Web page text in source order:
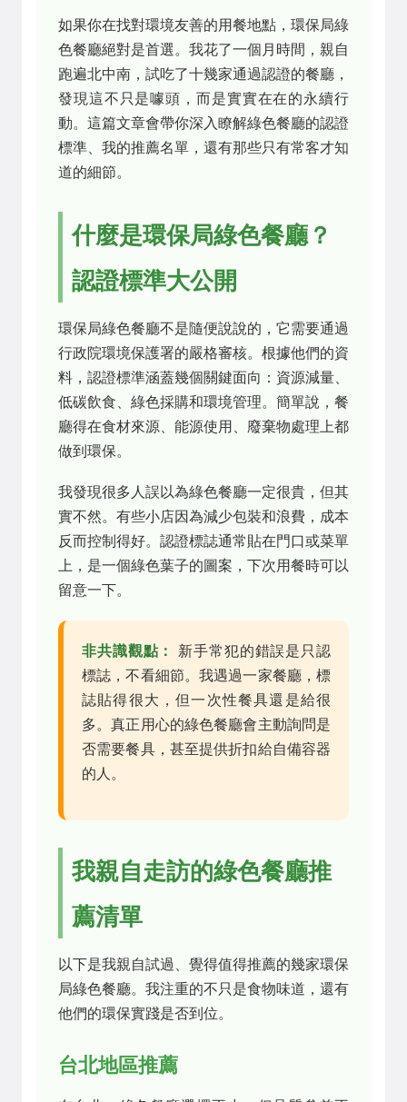
如果你在找對環境友善的用餐地點，環保局綠
色餐廳絕對是首選。我花了一個月時間，親自
跑遍北中南，試吃了十幾家通過認證的餐廳，
發現這不只是噱頭，而是實實在在的永續行
動。這篇文章會帶你深入瞭解綠色餐廳的認證
標準、我的推薦名單，還有那些只有常客才知
道的細節。
什麼是環保局綠色餐廳？
認證標準大公開
環保局綠色餐廳不是隨便說說的，它需要通過
行政院環境保護署的嚴格審核。根據他們的資
料，認證標準涵蓋幾個關鍵面向：資源減量、
低碳飲食、綠色採購和環境管理。簡單說，餐
廳得在食材來源、能源使用、廢棄物處理上都
做到環保。
我發現很多人誤以為綠色餐廳一定很貴，但其
實不然。有些小店因為減少包裝和浪費，成本
反而控制得好。認證標誌通常貼在門口或菜單
上，是一個綠色葉子的圖案，下次用餐時可以
留意一下。
非共識觀點：
新手常犯的錯誤是只認
標誌，不看細節。我遇過一家餐廳，標
誌貼得很大，但一次性餐具還是給很
多。真正用心的綠色餐廳會主動詢問是
否需要餐具，甚至提供折扣給自備容器
的人。
我親自走訪的綠色餐廳推
薦清單
以下是我親自試過、覺得值得推薦的幾家環保
局綠色餐廳。我注重的不只是食物味道，還有
他們的環保實踐是否到位。
台北地區推薦